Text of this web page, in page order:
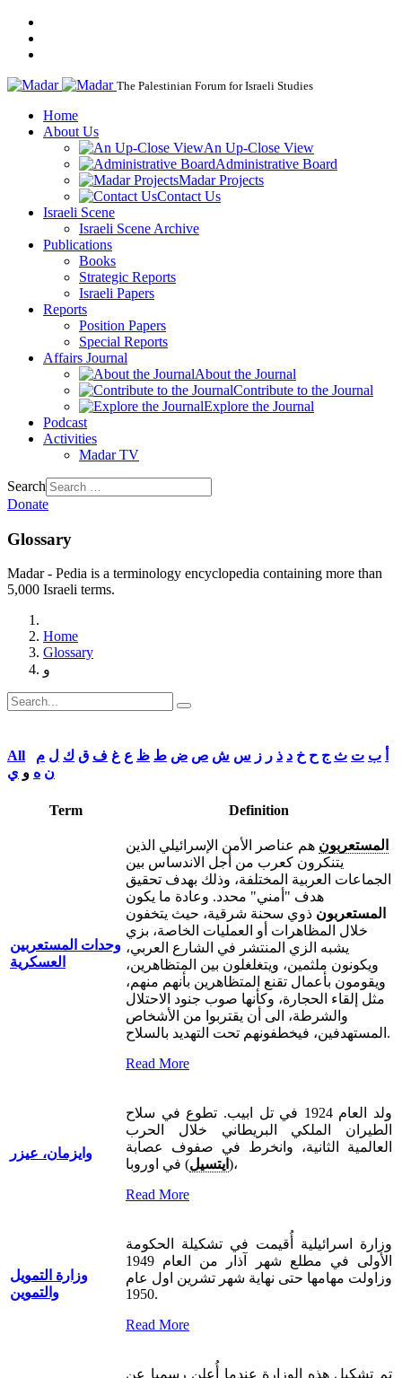
The Palestinian Forum for Israeli Studies
Home
About Us
An Up-Close View
Administrative Board
Madar Projects
Contact Us
Israeli Scene
Israeli Scene Archive
Publications
Books
Strategic Reports
Israeli Papers
Reports
Position Papers
Special Reports
Affairs Journal
About the Journal
Contribute to the Journal
Explore the Journal
Podcast
Activities
Madar TV
Search
Donate
Glossary
Madar - Pedia is a terminology encyclopedia containing more than
5,000 Israeli terms.
Home
Glossary
و
All ب ت ث ج ح خ د ذ ر ز س ش ص ض ط ظ ع غ ف ق ك ل م
ن ه و ي
Term Definition
وحدات المستعربين
العسكرية
المستعربون هم عناصر الأمن الإسرائيلي الذين
يتنكرون كعرب من أجل الاندساس بين
الجماعات العربية المختلفة، وذلك بهدف تحقيق
هدف "أمني" محدد. وعادة ما يكون
المستعربون ذوي سحنة شرقية، حيث يتخفون
خلال المظاهرات أو العمليات الخاصة، بزي
يشبه الزي المنتشر في الشارع العربي،
ويكونون ملثمين، ويتغلغلون بين المتظاهرين،
ويقومون بأعمال تقنع المتظاهرين بأنهم منهم،
مثل إلقاء الحجارة، وكأنها صوب جنود الاحتلال
والشرطة، الى أن يقتربوا من الأشخاص
المستهدفين، فيخطفونهم تحت التهديد بالسلاح.
Read More
وايزمان، عيزر
ولد العام 1924 في تل ابيب. تطوع في سلاح
الطيران الملكي البريطاني خلال الحرب
العالمية الثانية، وانخرط في صفوف عصابة
( ايتسيل ) في اوروبا،
Read More
وزارة التمويل
والتموين
وزارة اسرائيلية أُقيمت في تشكيلة الحكومة
الأولى في مطلع شهر آذار من العام 1949
وزاولت مهامها حتى نهاية شهر تشرين اول عام
1950.
Read More
تم تشكيل هذه الوزارة عندما أُعلن رسميا عن